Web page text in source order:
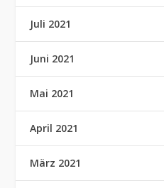
Juli 2021
Juni 2021
Mai 2021
April 2021
März 2021